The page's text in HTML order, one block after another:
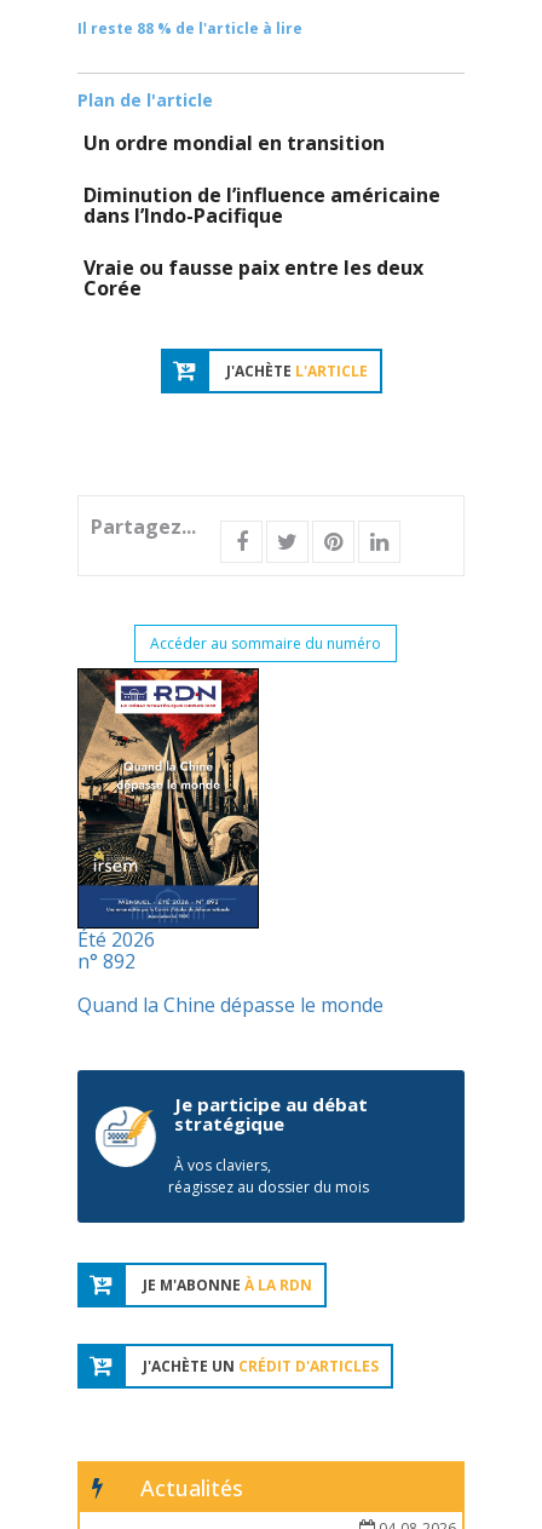
Il reste 88 % de l'article à lire
Plan de l'article
Un ordre mondial en transition
Diminution de l’influence américaine
dans l’Indo-Pacifique
Vraie ou fausse paix entre les deux
Corée
J'ACHÈTE L'ARTICLE
Partagez...
Accéder au sommaire du numéro
Été 2026
n° 892
Quand la Chine dépasse le monde
Je participe au débat
stratégique
À vos claviers,
réagissez au dossier du mois
JE M'ABONNE À LA RDN
J'ACHÈTE UN CRÉDIT D'ARTICLES
Actualités